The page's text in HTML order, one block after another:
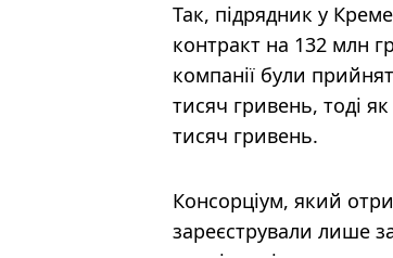
Так, підрядник у
контракт на 132 млн
компанії були
тисяч гривень, тоді
тисяч гривень.
Консорціум, який
зареєстрували лише